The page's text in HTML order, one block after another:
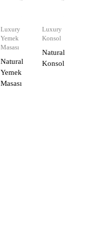
Luxury
Yemek
Masası
Natural
Yemek
Masası
Luxury
Konsol
Natural
Konsol